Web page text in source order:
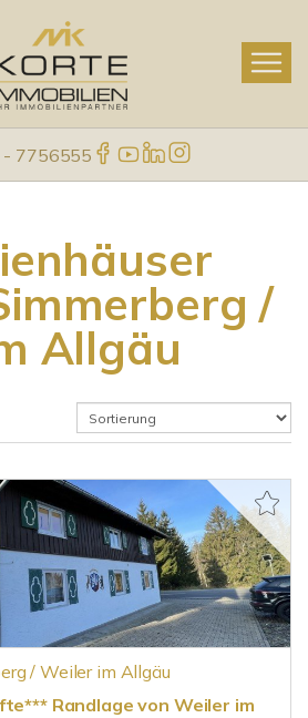
7756555
/
Allgäu
/ Weiler im Allgäu
Randlage von Weiler im